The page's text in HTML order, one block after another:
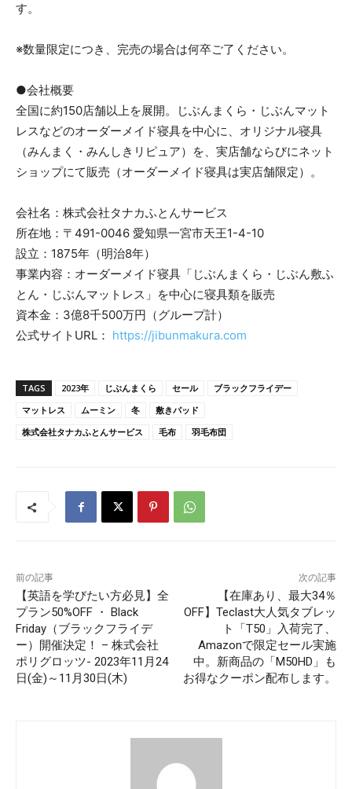
す。
※数量限定につき、完売の場合は何卒ご了ください。
●会社概要
全国に約150店舗以上を展開。じぶんまくら・じぶんマット
レスなどのオーダーメイド寝具を中心に、オリジナル寝具
（みんまく・みんしきリピュア）を、実店舗ならびにネット
ショップにて販売（オーダーメイド寝具は実店舗限定）。
会社名：株式会社タナカふとんサービス
所在地：〒491-0046 愛知県一宮市天王1-4-10
設立：1875年（明治8年）
事業内容：オーダーメイド寝具「じぶんまくら・じぶん敷ふ
とん・じぶんマットレス」を中心に寝具類を販売
資本金：3億8千500万円（グループ計）
公式サイトURL： https://jibunmakura.com
TAGS 2023年 じぶんまくら セール
ブラックフライデー
マットレス
ムーミン 冬
敷きパッド
株式会社タナカふとんサービス
毛布 羽毛布団
前の記事
【英語を学びたい方必見】全
プラン50%OFF ・ Black
Friday（ブラックフライデ
ー）開催決定！ – 株式会社
ポリグロッツ- 2023年11月24
日(金)～11月30日(木)
次の記事
【在庫あり、最大34％
OFF】Teclast大人気タブレッ
ト「T50」入荷完了、
Amazonで限定セール実施
中。新商品の「M50HD」も
お得なクーポン配布します。